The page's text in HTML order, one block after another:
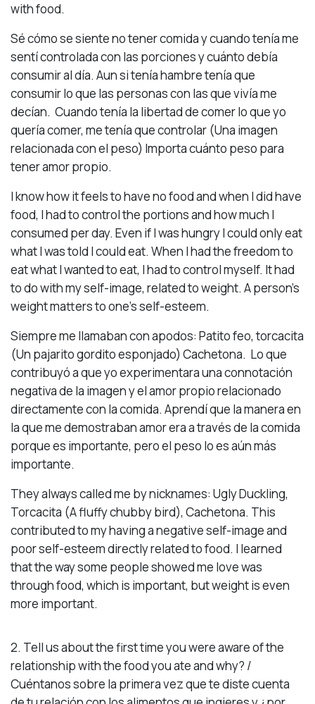
with food.
Sé cómo se siente no tener comida y cuando tenía me
sentí controlada con las porciones y cuánto debía
consumir al día. Aun si tenía hambre tenía que
consumir lo que las personas con las que vivía me
decían. Cuando tenía la libertad de comer lo que yo
quería comer, me tenía que controlar (Una imagen
relacionada con el peso) Importa cuánto peso para
tener amor propio.
I know how it feels to have no food and when I did have
food, I had to control the portions and how much I
consumed per day. Even if I was hungry I could only eat
what I was told I could eat. When I had the freedom to
eat what I wanted to eat, I had to control myself. It had
to do with my self-image, related to weight. A person’s
weight matters to one’s self-esteem.
Siempre me llamaban con apodos: Patito feo, torcacita
(Un pajarito gordito esponjado) Cachetona. Lo que
contribuyó a que yo experimentara una connotación
negativa de la imagen y el amor propio relacionado
directamente con la comida. Aprendí que la manera en
la que me demostraban amor era a través de la comida
porque es importante, pero el peso lo es aún más
importante.
They always called me by nicknames: Ugly Duckling,
Torcacita (A fluffy chubby bird), Cachetona. This
contributed to my having a negative self-image and
poor self-esteem directly related to food. I learned
that the way some people showed me love was
through food, which is important, but weight is even
more important.
2. Tell us about the first time you were aware of the
relationship with the food you ate and why? /
Cuéntanos sobre la primera vez que te diste cuenta